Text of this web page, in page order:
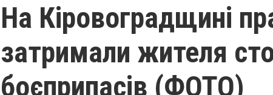
На Кіровоградщині
затримали жителя
боєприпасів (ФОТО)